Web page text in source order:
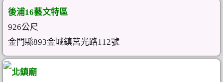
後浦16藝文特區
926公尺
金門縣893金城鎮莒光路112號
北鎮廟